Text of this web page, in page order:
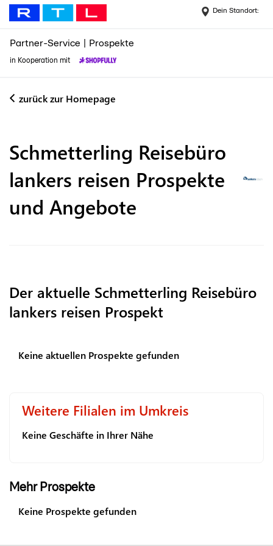
Dein Standort:
Partner-Service Prospekte
in Kooperation mit
zurück zur Homepage
Weitere Filialen im Umkreis
Keine Geschäfte in Ihrer Nähe
Schmetterling Reisebüro
lankers reisen Prospekte
und Angebote
Der aktuelle Schmetterling Reisebüro
lankers reisen Prospekt
Keine aktuellen Prospekte gefunden
Mehr Prospekte
Keine Prospekte gefunden